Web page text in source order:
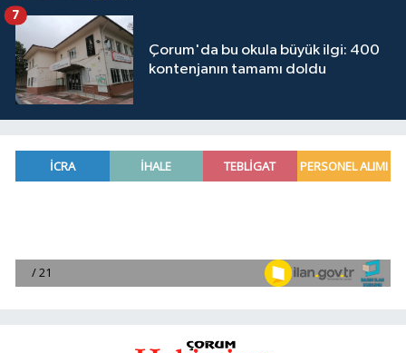
Çorum'da bu okula büyük ilgi: 400
kontenjanın tamamı doldu
7